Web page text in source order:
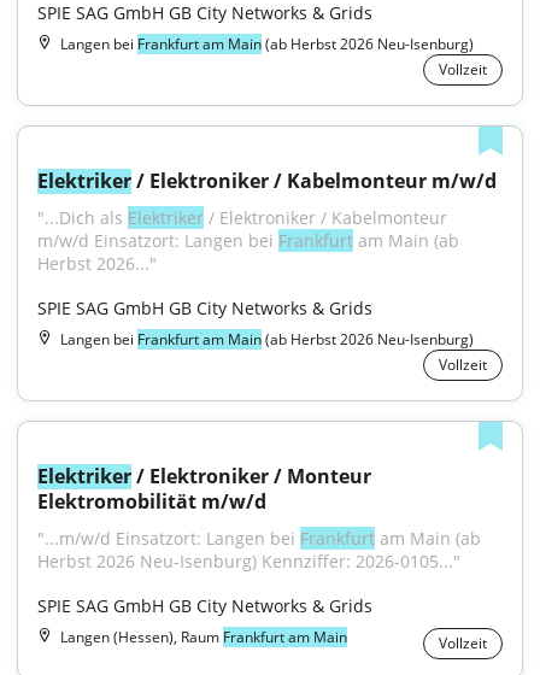
SPIE SAG GmbH GB City Networks & Grids
Langen bei Frankfurt am Main(ab Herbst 2026 Neu-Isenburg)
Vollzeit
Elektriker / Elektroniker / Kabelmonteur m/w/d
"...Dich als Elektriker / Elektroniker / Kabelmonteur
m/w/d Einsatzort: Langen bei Frankfurt am Main (ab
Herbst 2026..."
SPIE SAG GmbH GB City Networks & Grids
Langen bei Frankfurt am Main(ab Herbst 2026 Neu-Isenburg)
Vollzeit
Elektriker / Elektroniker / Monteur
Elektromobilität m/w/d
"...m/w/d Einsatzort: Langen bei Frankfurt am Main (ab
Herbst 2026 Neu-Isenburg) Kennziffer: 2026-0105..."
SPIE SAG GmbH GB City Networks & Grids
Langen (Hessen), Raum Frankfurt am Main Vollzeit